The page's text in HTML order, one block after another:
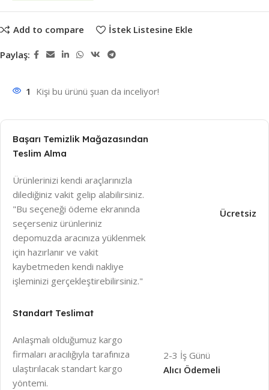
Add to compare İstek Listesine Ekle
Paylaş:
1 Kişi bu ürünü şuan da inceliyor!
Başarı Temizlik Mağazasından
Teslim Alma
Ürünlerinizi kendi araçlarınızla
dilediğiniz vakit gelip alabilirsiniz.
"Bu seçeneği ödeme ekranında
seçerseniz ürünleriniz
depomuzda aracınıza yüklenmek
için hazırlanır ve vakit
kaybetmeden kendi nakliye
işleminizi gerçekleştirebilirsiniz."
Ücretsiz
Standart Teslimat
Anlaşmalı olduğumuz kargo
firmaları aracılığıyla tarafınıza
ulaştırılacak standart kargo
yöntemi.
2-3 İş Günü
Alıcı Ödemeli